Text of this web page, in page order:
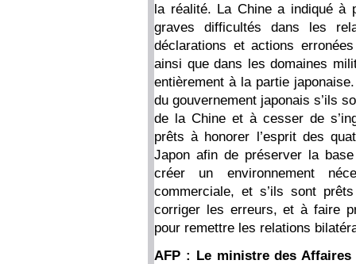
la réalité. La Chine a indiqué à
graves difficultés dans les
déclarations et actions
ainsi que dans les domaines
entièrement à la partie
du gouvernement japonais s’ils
de la Chine et à cesser de
prêts à honorer l’esprit des
Japon afin de préserver la
créer un environnement
commerciale, et s’ils sont
corriger les erreurs, et à faire
pour remettre les relations
AFP : Le ministre des Affaires